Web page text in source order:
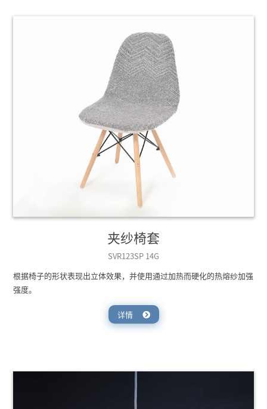
夹纱椅套
SVR123SP 14G
根据椅子的形状表现出立体效果，并使用通过加热而硬化的热熔纱加强
强度。
详情